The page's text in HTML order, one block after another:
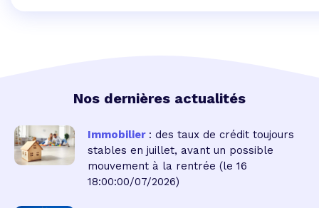
Nos dernières actualités
Immobilier : des taux de crédit toujours
stables en juillet, avant un possible
mouvement à la rentrée (le 16
18:00:00/07/2026)